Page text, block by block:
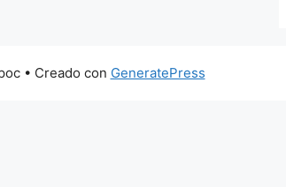
• Creado con GeneratePress